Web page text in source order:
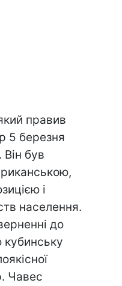
правив
5 березня
Він був
і
населення.
до
кубинську
Чавес